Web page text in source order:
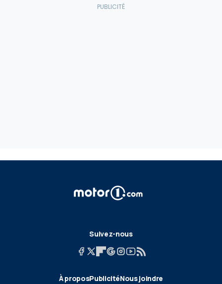
Suivez-nous
À proposPublicitéNous joindre